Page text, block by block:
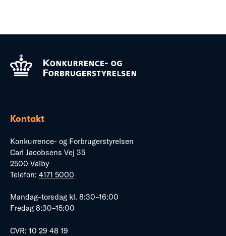
Kontakt
Konkurrence- og Forbrugerstyrelsen
Carl Jacobsens Vej 35
2500 Valby
Telefon: 4171 5000
Mandag–torsdag kl. 8:30–16:00
Fredag 8:30–15:00
CVR: 10 29 48 19